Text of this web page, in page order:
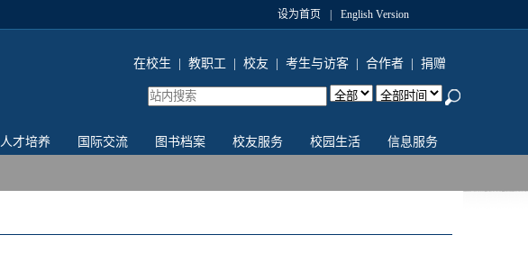
设为首页 English Version
在校生 教职工 校友 考生与访客 合作者 捐赠
人才培养 国际交流 图书档案 校友服务 校园生活 信息服务